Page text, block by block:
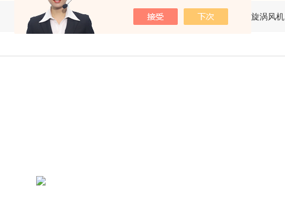
您当前的位置： >产品中心 高压风机 高压旋涡风机